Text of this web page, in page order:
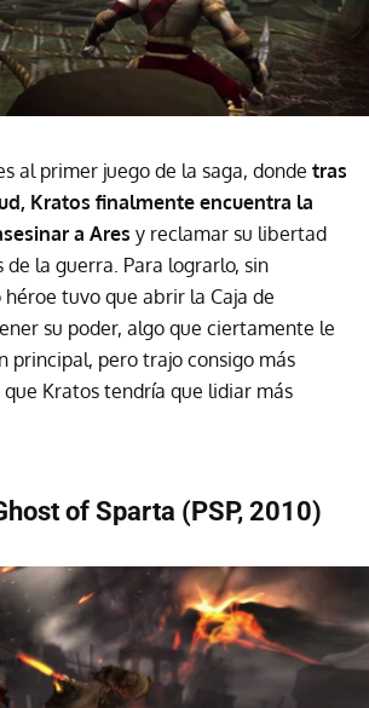
al primer juego de la saga, donde tras
Kratos finalmente encuentra la
a Ares y reclamar su libertad
de la guerra. Para lograrlo, sin
tuvo que abrir la Caja de
su poder, algo que ciertamente le
principal, pero trajo consigo más
que Kratos tendría que lidiar más
of Sparta (PSP, 2010)